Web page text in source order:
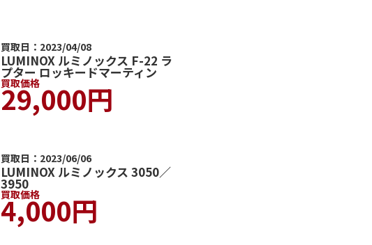
買取日：2023/04/08
LUMINOX ルミノックス F-22 ラ
プター ロッキードマーティン
買取価格
29,000円
買取日：2023/06/06
LUMINOX ルミノックス 3050／
3950
買取価格
4,000円